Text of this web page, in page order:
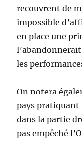
recouvrent de
impossible
en place une
les
On notera
pays pratiquant
dans la partie
pas empêché